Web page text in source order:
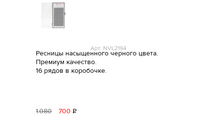
Арт: NVL2194
Ресницы насыщенного черного цвета.
Премиум качество.
16 рядов в коробочке.
1080 700 Р